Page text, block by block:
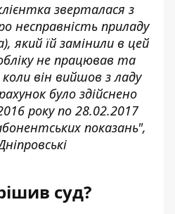
зверталася з
несправність приладу
який їй замінили в цей
не працював та
він вийшов з ладу
було здійснено
року по 28.02.2017
показань",
суд?